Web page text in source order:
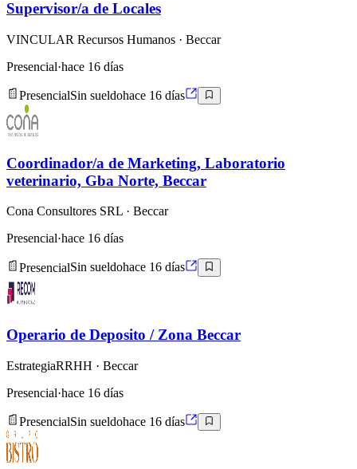
Supervisor/a de Locales
VINCULAR Recursos Humanos · Beccar
Presencial·hace 16 días
PresencialSin sueldohace 16 días
Coordinador/a de Marketing, Laboratorio
veterinario, Gba Norte, Beccar
Cona Consultores SRL · Beccar
Presencial·hace 16 días
PresencialSin sueldohace 16 días
Operario de Deposito / Zona Beccar
EstrategiaRRHH · Beccar
Presencial·hace 16 días
PresencialSin sueldohace 16 días